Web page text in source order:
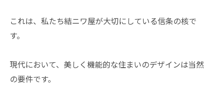
これは、私たち結ニワ屋が大切にしている信条の核で
す。
現代において、美しく機能的な住まいのデザインは当然
の要件です。